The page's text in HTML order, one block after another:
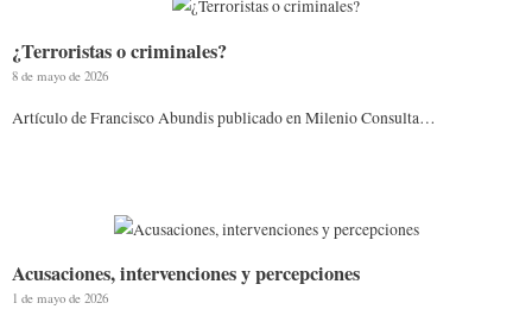
¿Terroristas o criminales?
8 de mayo de 2026
Artículo de Francisco Abundis publicado en Milenio Consulta…
Acusaciones, intervenciones y percepciones
1 de mayo de 2026